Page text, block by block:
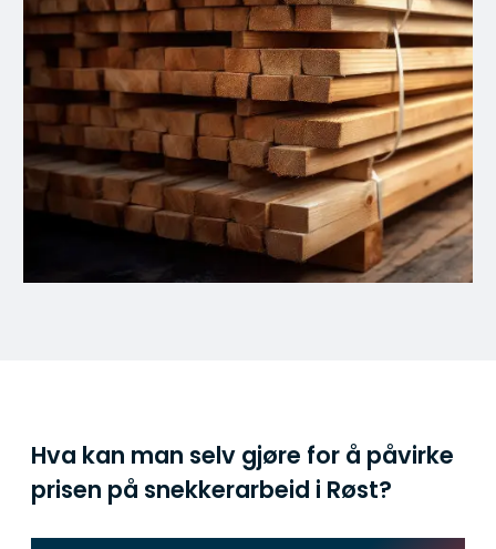
Hva kan man selv gjøre for å påvirke
prisen på snekkerarbeid i Røst?